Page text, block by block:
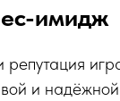
имидж
и